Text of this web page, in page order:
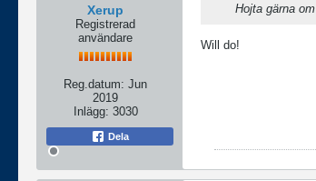
Xerup
Registrerad
användare
Reg.datum: Jun
2019
Inlägg: 3030
Dela
Hojta gärna
Will do!